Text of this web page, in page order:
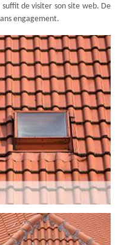
de visiter son site web. De
engagement.